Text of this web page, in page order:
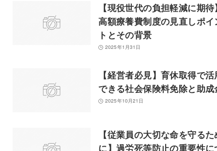
【現役世代の負担軽減に期待
高額療養費制度の見直しポイ
トとその背景
2025年1月31日
【経営者必見】育休取得で活
できる社会保険料免除と助成
2025年10月21日
【従業員の大切な命を守るた
に】過労死等防止の重要性に